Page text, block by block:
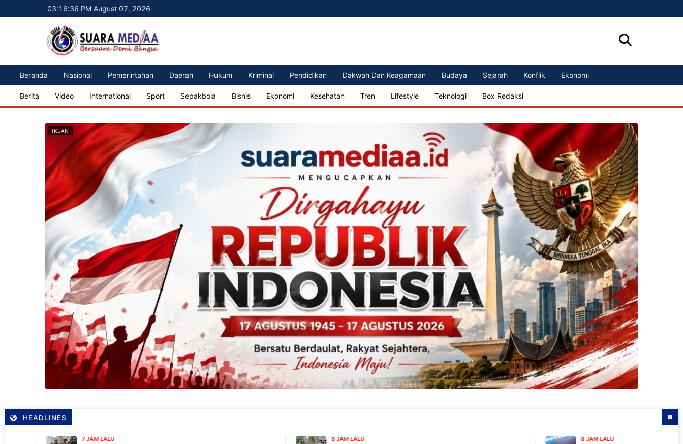
03:16:38 PM August 07, 2026
Beranda Nasional Pemerintahan Daerah Hukum Kriminal Pendidikan Dakwah Dan Keagamaan Budaya Sejarah Konflik Ekonomi
Berita Video International Sport Sepakbola Bisnis Ekonomi Kesehatan Tren Lifestyle Teknologi Box Redaksi
IKLAN
HEADLINES
7 JAM LALU 8 JAM LALU 8 JAM LALU